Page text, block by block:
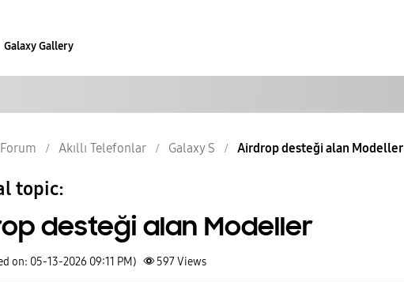
Galaxy Gallery
Forum Akıllı Telefonlar Galaxy S Airdrop desteği alan Modeller
topic:
desteği alan Modeller
on: 05-13-2026 09:11 PM) 597Views